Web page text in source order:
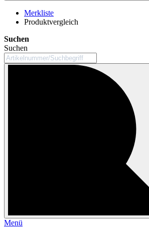
Merkliste
Produktvergleich
Suchen
Suchen
Menü